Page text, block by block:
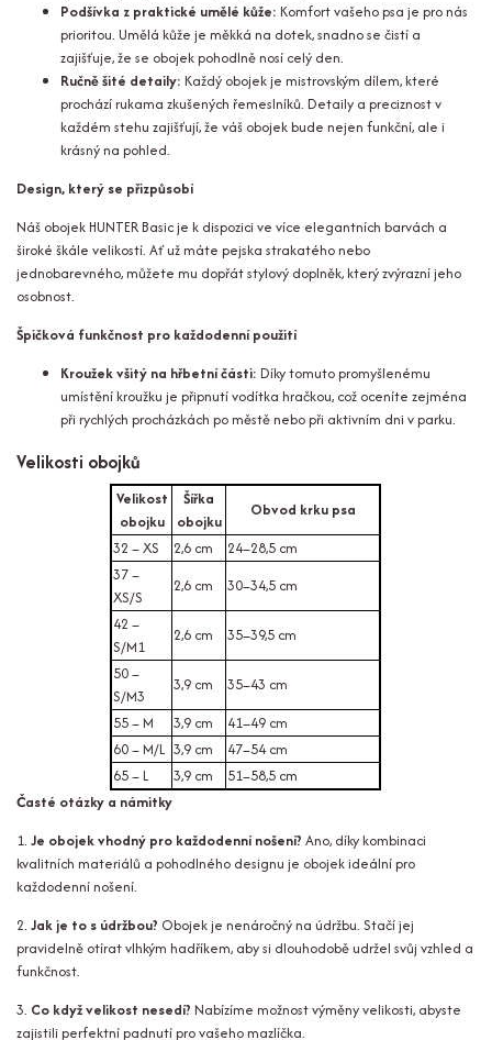
Podšívka z praktické umělé kůže: Komfort vašeho psa je pro nás
prioritou. Umělá kůže je měkká na dotek, snadno se čistí a
zajišťuje, že se obojek pohodlně nosí celý den.
Ručně šité detaily: Každý obojek je mistrovským dílem, které
prochází rukama zkušených řemeslníků. Detaily a preciznost v
každém stehu zajišťují, že váš obojek bude nejen funkční, ale i
krásný na pohled.
Design, který se přizpůsobí
Náš obojek HUNTER Basic je k dispozici ve více elegantních barvách a
široké škále velikostí. Ať už máte pejska strakatého nebo
jednobarevného, můžete mu dopřát stylový doplněk, který zvýrazní jeho
osobnost.
Špičková funkčnost pro každodenní použití
Kroužek všitý na hřbetní části: Díky tomuto promyšlenému
umístění kroužku je připnutí vodítka hračkou, což oceníte zejména
při rychlých procházkách po městě nebo při aktivním dni v parku.
Velikosti obojků
Velikost
obojku
Šířka
obojku
Obvod krku psa
32 – XS
2,6 cm
24–28,5 cm
37 –
XS/S
2,6 cm
30–34,5 cm
42 –
S/M1
2,6 cm
35–39,5 cm
50 –
S/M3
3,9 cm
35–43 cm
55 – M
3,9 cm
41–49 cm
60 – M/L 3,9 cm
47–54 cm
65 – L
3,9 cm
51–58,5 cm
Časté otázky a námitky
1. Je obojek vhodný pro každodenní nošení? Ano, díky kombinaci
kvalitních materiálů a pohodlného designu je obojek ideální pro
každodenní nošení.
2. Jak je to s údržbou? Obojek je nenáročný na údržbu. Stačí jej
pravidelně otírat vlhkým hadříkem, aby si dlouhodobě udržel svůj vzhled a
funkčnost.
3. Co když velikost nesedí? Nabízíme možnost výměny velikosti, abyste
zajistili perfektní padnutí pro vašeho mazlíčka.